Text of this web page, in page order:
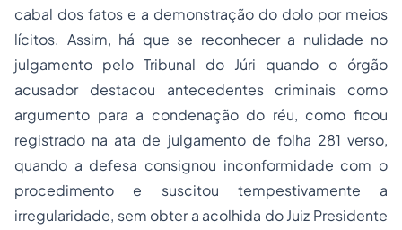
cabal dos fatos e a demonstração do dolo por meios
lícitos. Assim, há que se reconhecer a nulidade no
julgamento pelo Tribunal do Júri quando o órgão
acusador destacou antecedentes criminais como
argumento para a condenação do réu, como ficou
registrado na ata de julgamento de folha 281 verso,
quando a defesa consignou inconformidade com o
procedimento e suscitou tempestivamente a
irregularidade, sem obter a acolhida do Juiz Presidente